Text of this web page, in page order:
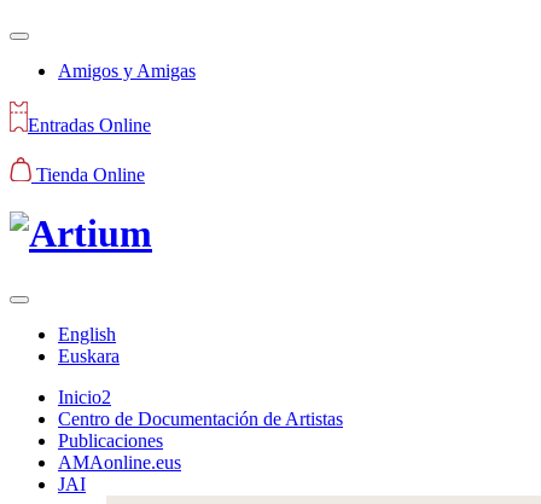
Amigos y Amigas
Entradas Online
Tienda Online
English
Euskara
Inicio2
Centro de Documentación de Artistas
Publicaciones
AMAonline.eus
JAI